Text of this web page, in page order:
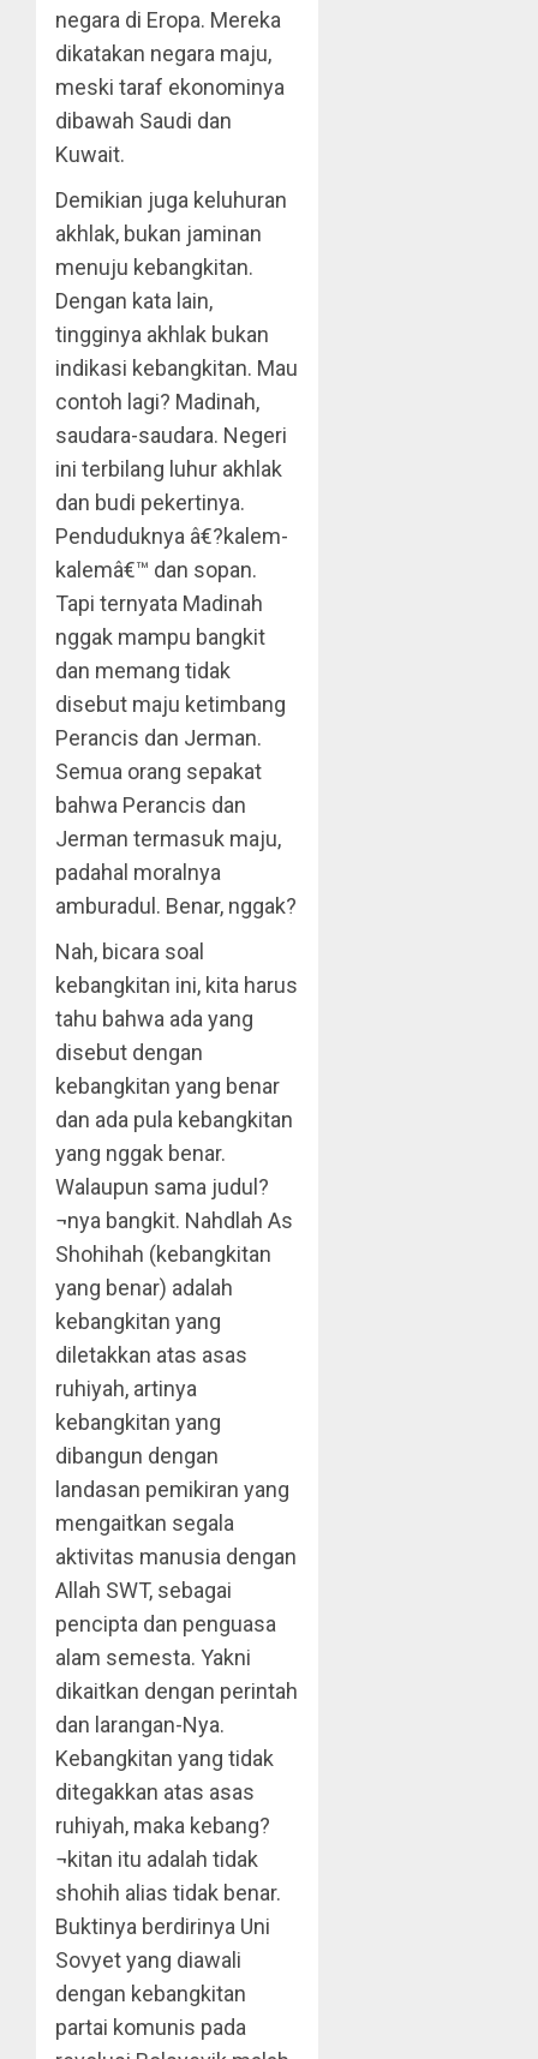
negara di Eropa. Mereka
dikatakan negara maju,
meski taraf ekonominya
dibawah Saudi dan
Kuwait.
Demikian juga keluhuran
akhlak, bukan jaminan
menuju kebangkitan.
Dengan kata lain,
tingginya akhlak bukan
indikasi kebangkitan. Mau
contoh lagi? Madinah,
saudara-saudara. Negeri
ini terbilang luhur akhlak
dan budi pekertinya.
Penduduknya â€?kalem-
kalemâ€™ dan sopan.
Tapi ternyata Madinah
nggak mampu bangkit
dan memang tidak
disebut maju ketimbang
Perancis dan Jerman.
Semua orang sepakat
bahwa Perancis dan
Jerman termasuk maju,
padahal moralnya
amburadul. Benar, nggak?
Nah, bicara soal
kebangkitan ini, kita harus
tahu bahwa ada yang
disebut dengan
kebangkitan yang benar
dan ada pula kebangkitan
yang nggak benar.
Walaupun sama judul?
¬nya bangkit. Nahdlah As
Shohihah (kebangkitan
yang benar) adalah
kebangkitan yang
diletakkan atas asas
ruhiyah, artinya
kebangkitan yang
dibangun dengan
landasan pemikiran yang
mengaitkan segala
aktivitas manusia dengan
Allah SWT, sebagai
pencipta dan penguasa
alam semesta. Yakni
dikaitkan dengan perintah
dan larangan-Nya.
Kebangkitan yang tidak
ditegakkan atas asas
ruhiyah, maka kebang?
¬kitan itu adalah tidak
shohih alias tidak benar.
Buktinya berdirinya Uni
Sovyet yang diawali
dengan kebangkitan
partai komunis pada